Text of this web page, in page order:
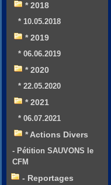
* 2018
* 10.05.2018
* 2019
* 06.06.2019
* 2020
* 22.05.2020
* 2021
* 06.07.2021
* Actions Divers
- Pétition SAUVONS le
CFM
- Reportages